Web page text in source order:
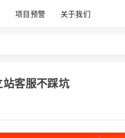
项目预警 关于我们
客服不踩坑